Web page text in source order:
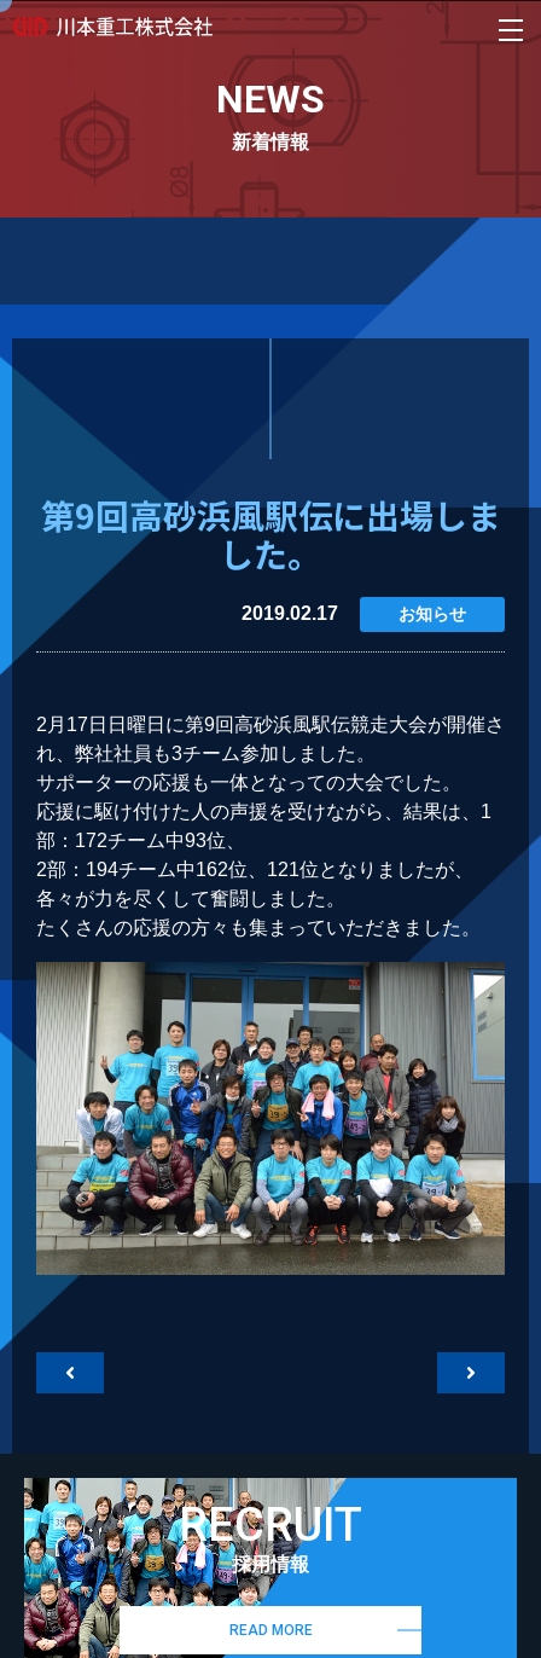
NEWS
新着情報
第9回高砂浜風駅伝に出場しま
した。
2019.02.17 お知らせ
2月17日日曜日に第9回高砂浜風駅伝競走大会が開催さ
れ、弊社社員も3チーム参加しました。
サポーターの応援も一体となっての大会でした。
応援に駆け付けた人の声援を受けながら、結果は、1
部：172チーム中93位、
2部：194チーム中162位、121位となりましたが、
各々が力を尽くして奮闘しました。
たくさんの応援の方々も集まっていただきました。
 
RECRUIT
採用情報
READ MORE